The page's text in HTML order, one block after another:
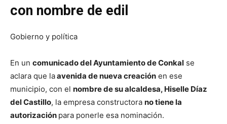
con nombre de edil
Gobierno y política
En un comunicado del Ayuntamiento de Conkal se
aclara que laavenida de nueva creación en ese
municipio, con el nombre de su alcaldesa, Hiselle Díaz
del Castillo, la empresa constructora no tiene la
autorización para ponerle esa nominación.